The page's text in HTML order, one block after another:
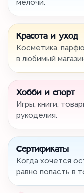
мелочи.
Красота и уход
Косметика,
в любимый
Хобби и спорт
Игры, книги,
рукоделия.
Сертификаты
Когда хочется
равно попасть в